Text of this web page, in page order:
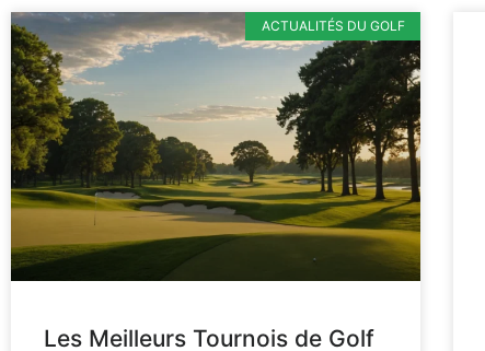
ACTUALITÉS DU GOLF
Les Meilleurs Tournois de Golf